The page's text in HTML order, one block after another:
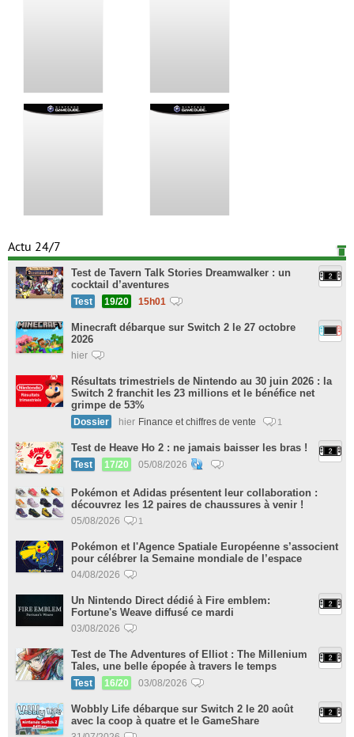
Actu 24/7
Test de Tavern Talk Stories Dreamwalker : un
cocktail d’aventures
Test 19/20 15h01
Minecraft débarque sur Switch 2 le 27 octobre
2026
hier
Résultats trimestriels de Nintendo au 30 juin 2026 : la
Switch 2 franchit les 23 millions et le bénéfice net
grimpe de 53%
Dossier hier Finance et chiffres de vente 1
Test de Heave Ho 2 : ne jamais baisser les bras !
Test 17/20 05/08/2026
Pokémon et Adidas présentent leur collaboration :
découvrez les 12 paires de chaussures à venir !
05/08/2026 1
Pokémon et l'Agence Spatiale Européenne s’associent
pour célébrer la Semaine mondiale de l’espace
04/08/2026
Un Nintendo Direct dédié à Fire emblem:
Fortune's Weave diffusé ce mardi
03/08/2026
Test de The Adventures of Elliot : The Millenium
Tales, une belle épopée à travers le temps
Test 16/20 03/08/2026
Wobbly Life débarque sur Switch 2 le 20 août
avec la coop à quatre et le GameShare